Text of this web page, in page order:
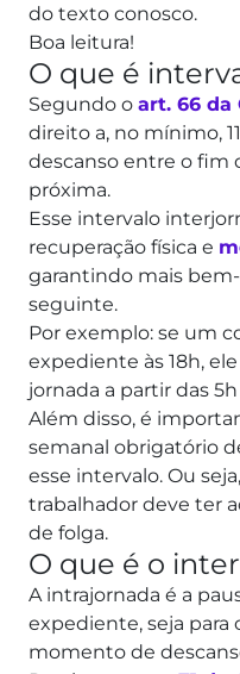
do texto conosco.
Boa leitura!
O que é
Segundo o art. 66 da
direito a, no mínimo,
descanso entre o fim
próxima.
Esse intervalo
recuperação física e
garantindo mais
seguinte.
Por exemplo: se um
expediente às 18h,
jornada a partir das
Além disso, é
semanal obrigatório
esse intervalo. Ou
trabalhador deve ter
de folga.
O que é o
A intrajornada é a
expediente, seja para
momento de